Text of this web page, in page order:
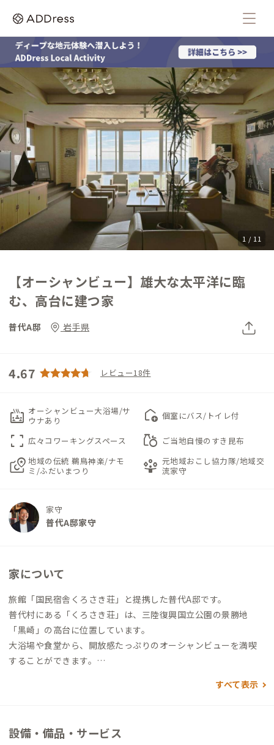
1 / 11
【オーシャンビュー】雄大な太平洋に臨
む、高台に建つ家
普代A邸 岩手県
4.67 レビュー18件
bath_public_large オーシャンビュー大浴場/サ
ウナあり
add_home 個室にバス/トイレ付
fullscreen 広々コワーキングスペース grocery ご当地自慢のすき昆布
local_see 地域の伝統 鵜鳥神楽/ナモ
ミ/ふだいまつり
person_play 元地域おこし協力隊/地域交
流家守
家守
普代A邸家守
家について
旅館「国民宿舎くろさき荘」と提携した普代A邸です。
普代村にある「くろさき荘」は、三陸復興国立公園の景勝地
「黒崎」の高台に位置しています。
大浴場や食堂から、開放感たっぷりのオーシャンビューを満喫
することができます。
くろさき荘の近隣には「キャンプ場」「みちのく潮風トレイル
できる黒崎展望台」があり、それぞれ宿舎から徒歩で行くことが
すべて表示
設備・備品・サービス